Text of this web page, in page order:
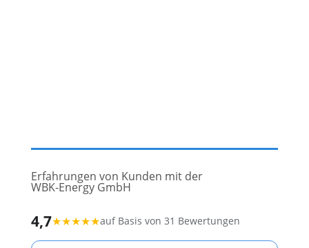
Erfahrungen von Kunden mit der
WBK-Energy GmbH
4,7★★★★★auf Basis von 31 Bewertungen